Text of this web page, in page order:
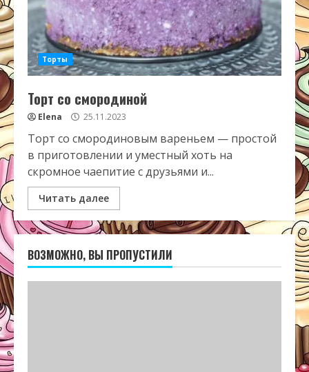
Торты
Торт со смородиной
Elena 25.11.2023
Торт со смородиновым вареньем — простой
в приготовлении и уместный хоть на
скромное чаепитие с друзьями и...
Читать далее
ВОЗМОЖНО, ВЫ ПРОПУСТИЛИ